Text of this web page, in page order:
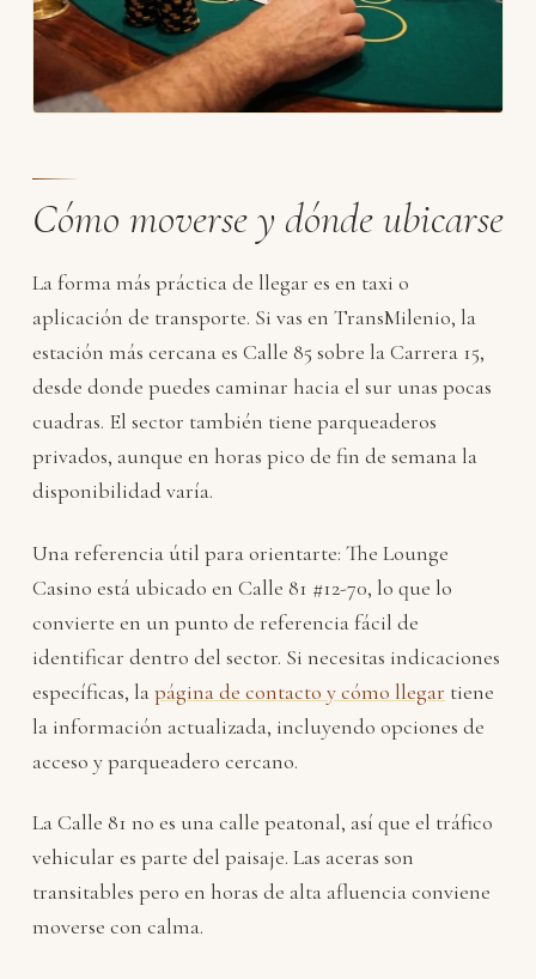
Cómo moverse y dónde ubicarse
La forma más práctica de llegar es en taxi o
aplicación de transporte. Si vas en TransMilenio, la
estación más cercana es Calle 85 sobre la Carrera 15,
desde donde puedes caminar hacia el sur unas pocas
cuadras. El sector también tiene parqueaderos
privados, aunque en horas pico de fin de semana la
disponibilidad varía.
Una referencia útil para orientarte: The Lounge
Casino está ubicado en Calle 81 #12-70, lo que lo
convierte en un punto de referencia fácil de
identificar dentro del sector. Si necesitas indicaciones
específicas, lapágina de contacto y cómo llegar tiene
la información actualizada, incluyendo opciones de
acceso y parqueadero cercano.
La Calle 81 no es una calle peatonal, así que el tráfico
vehicular es parte del paisaje. Las aceras son
transitables pero en horas de alta afluencia conviene
moverse con calma.